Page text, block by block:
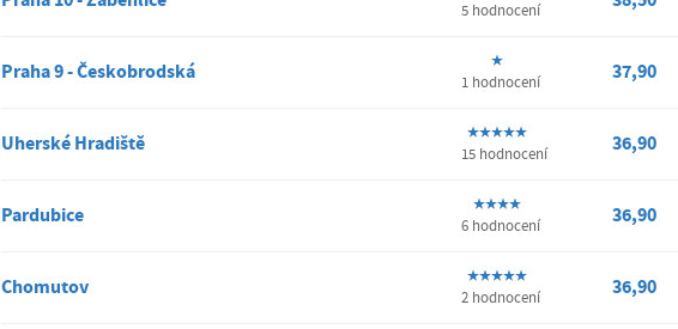
5 hodnocení
Praha 9 - Českobrodská 1 hodnocení 37,90
Uherské Hradiště 15 hodnocení 36,90
Pardubice 6 hodnocení 36,90
Chomutov 2 hodnocení 36,90